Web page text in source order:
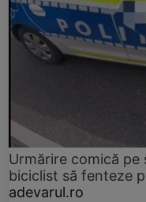
Urmărire comică pe
biciclist să fenteze
adevarul.ro